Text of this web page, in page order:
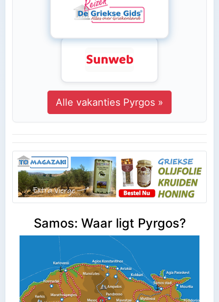
Alle vakanties Pyrgos »
Samos: Waar ligt Pyrgos?